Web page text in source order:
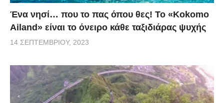
Ένα νησί… που το πας όπου θες! Το «Kokomo
Ailand» είναι το όνειρο κάθε ταξιδιάρας ψυχής
14 ΣΕΠΤΕΜΒΡΊΟΥ, 2023